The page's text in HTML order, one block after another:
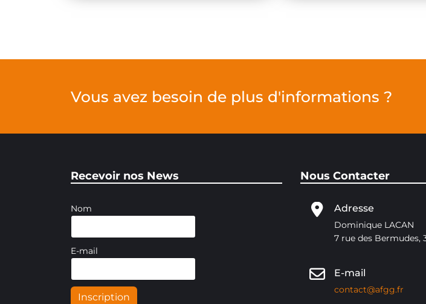
Vous avez besoin de plus d'informations ?
Recevoir nos News
Nom
E-mail
Inscription
Nous Contacter
Adresse
Dominique LACAN
7 rue des Bermudes,
E-mail
contact@afgg.fr